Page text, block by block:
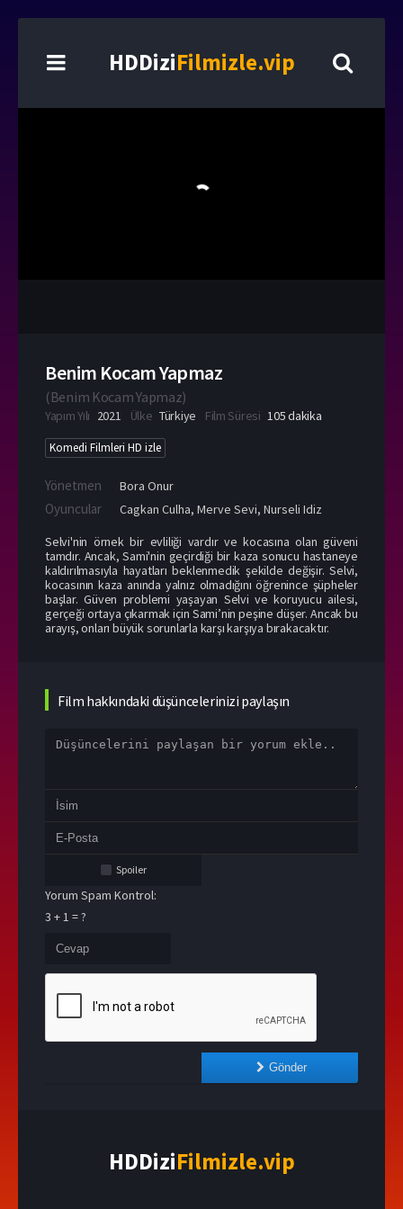
HDDiziFilmizle.vip
Benim Kocam Yapmaz
(Benim Kocam Yapmaz)
Yapım Yılı 2021 Ülke Türkiye Film Süresi 105 dakika
Komedi Filmleri HD izle
Yönetmen Bora Onur
Oyuncular Cagkan Culha, Merve Sevi, Nurseli Idiz
Selvi'nin örnek bir evliliği vardır ve kocasına olan güveni
tamdır. Ancak, Sami'nin geçirdiği bir kaza sonucu hastaneye
kaldırılmasıyla hayatları beklenmedik şekilde değişir. Selvi,
kocasının kaza anında yalnız olmadığını öğrenince şüpheler
başlar. Güven problemi yaşayan Selvi ve koruyucu ailesi,
gerçeği ortaya çıkarmak için Sami’nin peşine düşer. Ancak bu
arayış, onları büyük sorunlarla karşı karşıya bırakacaktır.
Film hakkındaki düşüncelerinizi paylaşın
Spoiler
Yorum Spam Kontrol:
3 + 1 = ?
Gönder
HDDiziFilmizle.vip